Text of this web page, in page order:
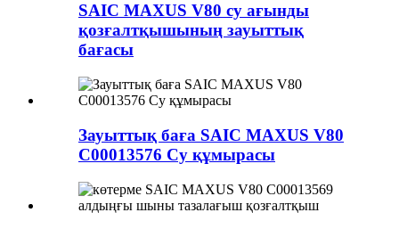
SAIC MAXUS V80 су ағынды
қозғалтқышының зауыттық
бағасы
Зауыттық баға SAIC MAXUS V80
C00013576 Су құмырасы